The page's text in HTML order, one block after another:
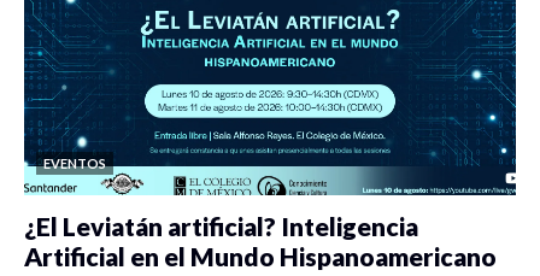
EVENTOS
¿El Leviatán artificial? Inteligencia
Artificial en el Mundo Hispanoamericano